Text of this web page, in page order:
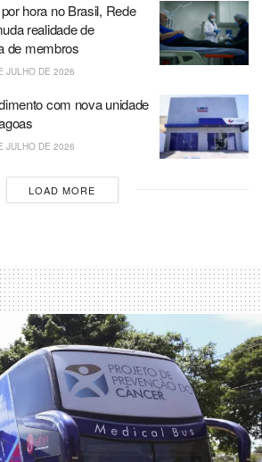
hora no Brasil, Rede
realidade de
de membros
JULHO DE 2026
com nova unidade
JULHO DE 2026
LOAD MORE